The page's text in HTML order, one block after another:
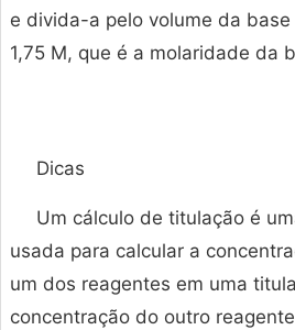
e divida-a pelo volume da
1,75 M, que é a molaridade da
Dicas
Um cálculo de titulação é
usada para calcular a
um dos reagentes em uma
concentração do outro